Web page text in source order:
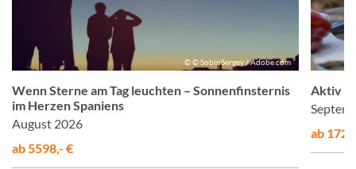
© © SobinSergey / Adobe.com
Wenn Sterne am Tag leuchten – Sonnenfinsternis
im Herzen Spaniens
August 2026
ab 5598,- €
Aktiv &
ab